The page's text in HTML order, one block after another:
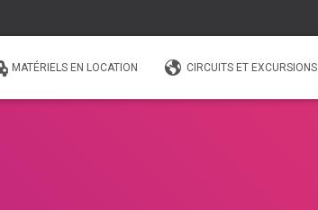
MATÉRIELS EN LOCATION CIRCUITS ET EXCURSIONS